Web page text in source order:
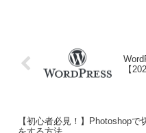
【
【初心者必見！】Photoshopで